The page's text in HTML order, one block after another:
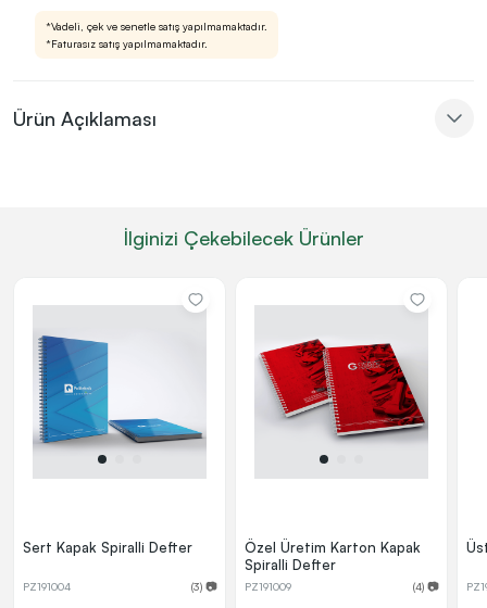
Ürün Açıklaması
*Vadeli, çek ve senetle satış yapılmamaktadır.
*Faturasız satış yapılmamaktadır.
İlginizi Çekebilecek Ürünler
Sert Kapak Spiralli Defter
PZ191004 (3) 📷
Özel Üretim Karton Kapak
Spiralli Defter
PZ191009 (4) 📷